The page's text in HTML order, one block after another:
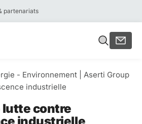
partenariats
- Environnement
Aserti Group
industrielle
lutte contre